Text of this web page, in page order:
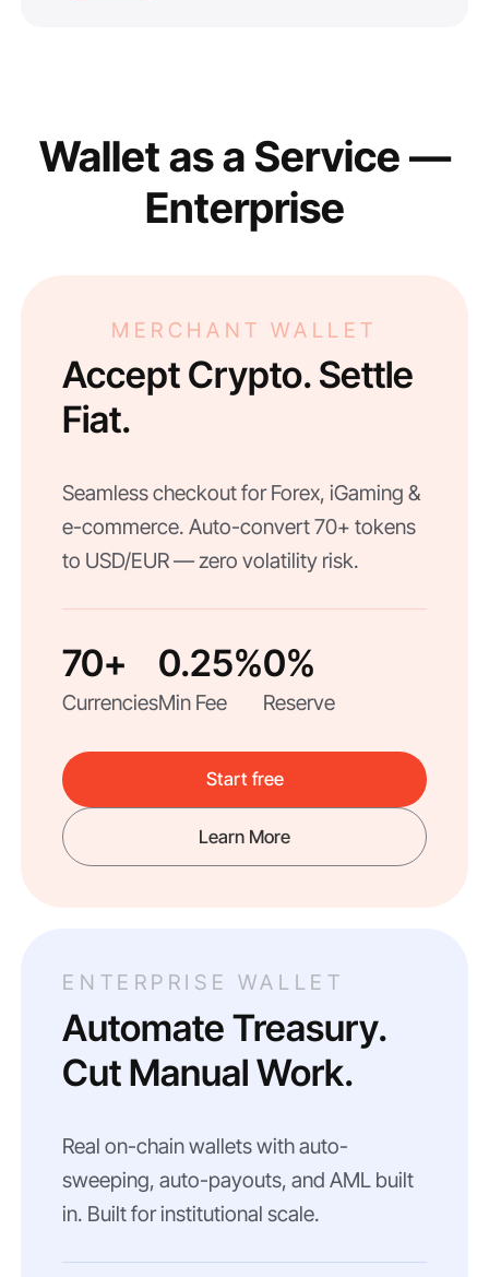
Wallet as a Service —
Enterprise
MERCHANT WALLET
Accept Crypto. Settle
Fiat.
Seamless checkout for Forex, iGaming &
e-commerce. Auto-convert 70+ tokens
to USD/EUR — zero volatility risk.
70+
Currencies
0.25%
Min Fee
0%
Reserve
Start free
Learn More
ENTERPRISE WALLET
Automate Treasury.
Cut Manual Work.
Real on-chain wallets with auto-
sweeping, auto-payouts, and AML built
in. Built for institutional scale.